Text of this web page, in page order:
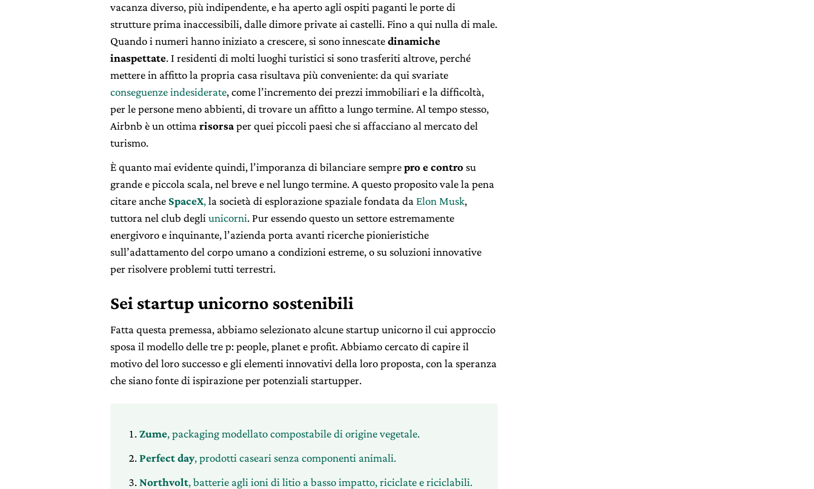
vacanza diverso, più indipendente, e ha aperto agli ospiti paganti le porte di
strutture prima inaccessibili, dalle dimore private ai castelli. Fino a qui nulla di male.
Quando i numeri hanno iniziato a crescere, si sono innescatedinamiche
inaspettate. I residenti di molti luoghi turistici si sono trasferiti altrove, perché
mettere in affitto la propria casa risultava più conveniente: da qui svariate
conseguenze indesiderate, come l’incremento dei prezzi immobiliari e la difficoltà,
per le persone meno abbienti, di trovare un affitto a lungo termine. Al tempo stesso,
Airbnb è un ottima risorsaper quei piccoli paesi che si affacciano al mercato del
turismo.
È quanto mai evidente quindi, l’imporanza di bilanciare semprepro e contro su
grande e piccola scala, nel breve e nel lungo termine. A questo proposito vale la pena
citare anche SpaceX,la società di esplorazione spaziale fondata da Elon Musk,
tuttora nel club degli unicorni. Pur essendo questo un settore estremamente
energivoro e inquinante, l’azienda porta avanti ricerche pionieristiche
sull’adattamento del corpo umano a condizioni estreme, o su soluzioni innovative
per risolvere problemi tutti terrestri.
Sei startup unicorno sostenibili
Fatta questa premessa, abbiamo selezionato alcune startup unicorno il cui approccio
sposa il modello delle tre p: people, planet e profit. Abbiamo cercato di capire il
motivo del loro successo e gli elementi innovativi della loro proposta, con la speranza
che siano fonte di ispirazione per potenziali startupper.
Zume, packaging modellato compostabile di origine vegetale.
Perfect day, prodotti caseari senza componenti animali.
Northvolt, batterie agli ioni di litio a basso impatto, riciclate e riciclabili.